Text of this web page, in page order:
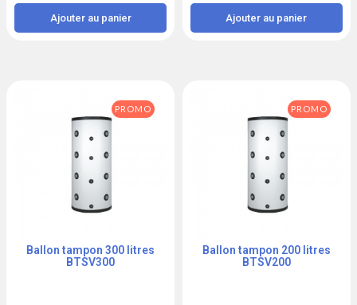
Ajouter au panier Ajouter au panier
Aperçu
PROMO
Ballon tampon 300 litres
BTSV300
Aperçu
PROMO
Ballon tampon 200 litres
BTSV200